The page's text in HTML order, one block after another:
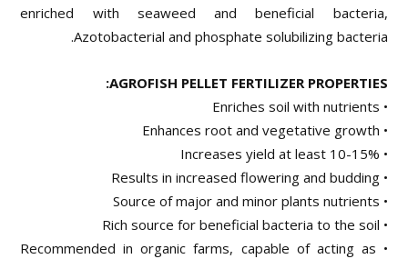
enriched with seaweed and beneficial bacteria,
Azotobacterial and phosphate solubilizing bacteria.
AGROFISH PELLET FERTILIZER PROPERTIES:
• Enriches soil with nutrients
• Enhances root and vegetative growth
• Increases yield at least 10-15%
• Results in increased flowering and budding
• Source of major and minor plants nutrients
• Rich source for beneficial bacteria to the soil
• Recommended in organic farms, capable of acting as